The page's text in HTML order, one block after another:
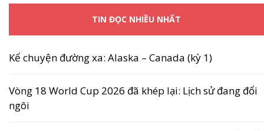
TIN ĐỌC NHIỀU NHẤT
Kể chuyện đường xa: Alaska – Canada (kỳ 1)
Vòng 18 World Cup 2026 đã khép lại: Lịch sử đang đổi
ngôi